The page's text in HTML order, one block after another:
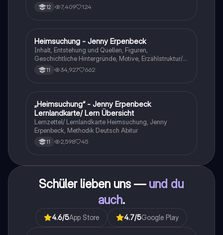
12 7,409 124
Deutsch
Heimsuchung - Jenny Erpenbeck
Inhalt, Entstehung und Quellen, Figuren,
Geschichtliche Hintergründe, Motive, Erzählstruktur/-
stil 11 34,927 662
Deutsch
„Heimsuchung“ - Jenny Erpenbeck
Lernlandkarte/ Lern Übersicht
Lernzettel/ Lernlandkarte Heimsuchung, Jenny
Erpenbeck, Methodik Deutsch Abitur
11 2,598 45
Schüler lieben uns — und du
auch.
4.6/5App Store 4.7/5Google Play